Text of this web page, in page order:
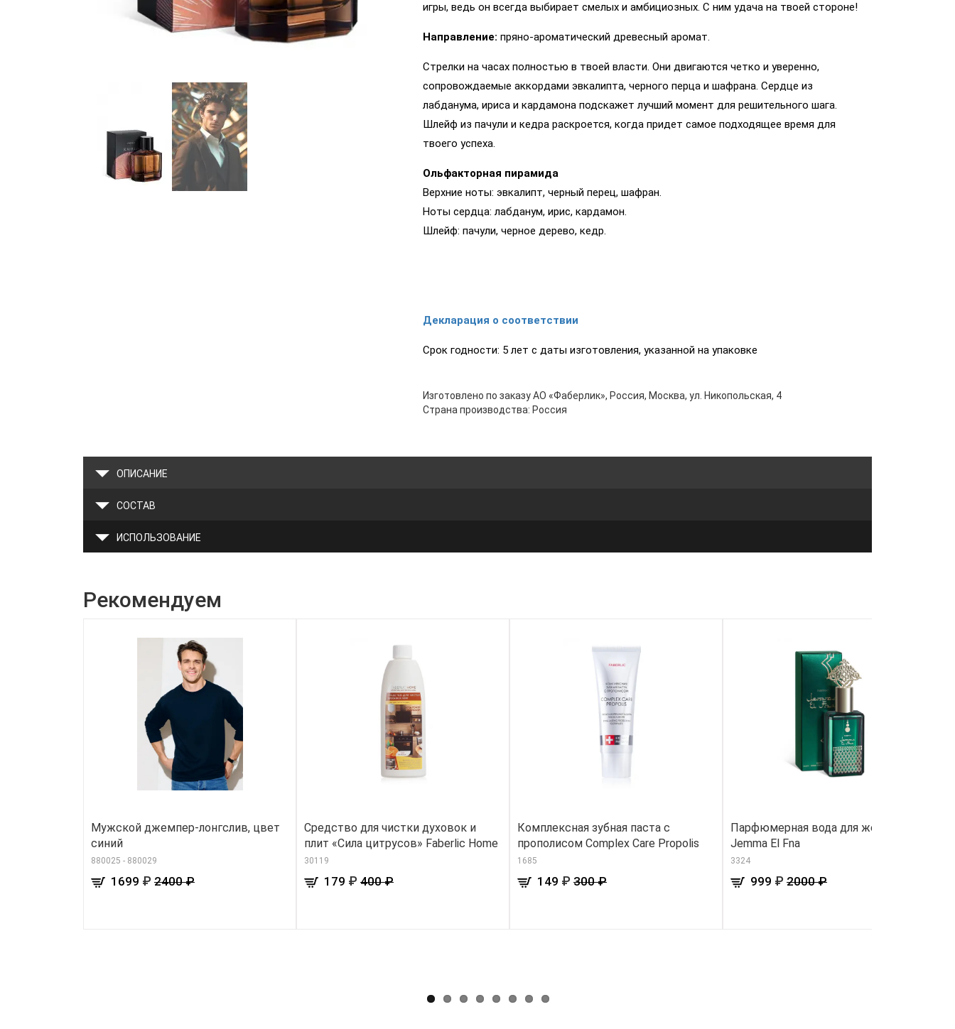
игры, ведь он всегда выбирает смелых и амбициозных. С ним удача на твоей стороне!
Направление: пряно-ароматический древесный аромат.
Стрелки на часах полностью в твоей власти. Они двигаются четко и уверенно,
сопровождаемые аккордами эвкалипта, черного перца и шафрана. Сердце из
лабданума, ириса и кардамона подскажет лучший момент для решительного шага.
Шлейф из пачули и кедра раскроется, когда придет самое подходящее время для
твоего успеха.
Ольфакторная пирамида
Верхние ноты: эвкалипт, черный перец, шафран.
Ноты сердца: лабданум, ирис, кардамон.
Шлейф: пачули, черное дерево, кедр.
Декларация о соответствии
Срок годности: 5 лет с даты изготовления, указанной на упаковке
Изготовлено по заказу АО «Фаберлик», Россия, Москва, ул. Никопольская, 4
Страна производства: Россия
ОПИСАНИЕ
СОСТАВ
ИСПОЛЬЗОВАНИЕ
Рекомендуем
Мужской джемпер-лонгслив, цвет
синий
880025 - 880029
1699 ₽ 2400 ₽
Средство для чистки духовок и
плит «Сила цитрусов» Faberlic Home
30119
179 ₽ 400 ₽
Комплексная зубная паста с
прополисом Complex Care Propolis
1685
149 ₽ 300 ₽
Парфюмерная вода для женщин
Jemma El Fna
3324
999 ₽ 2000 ₽